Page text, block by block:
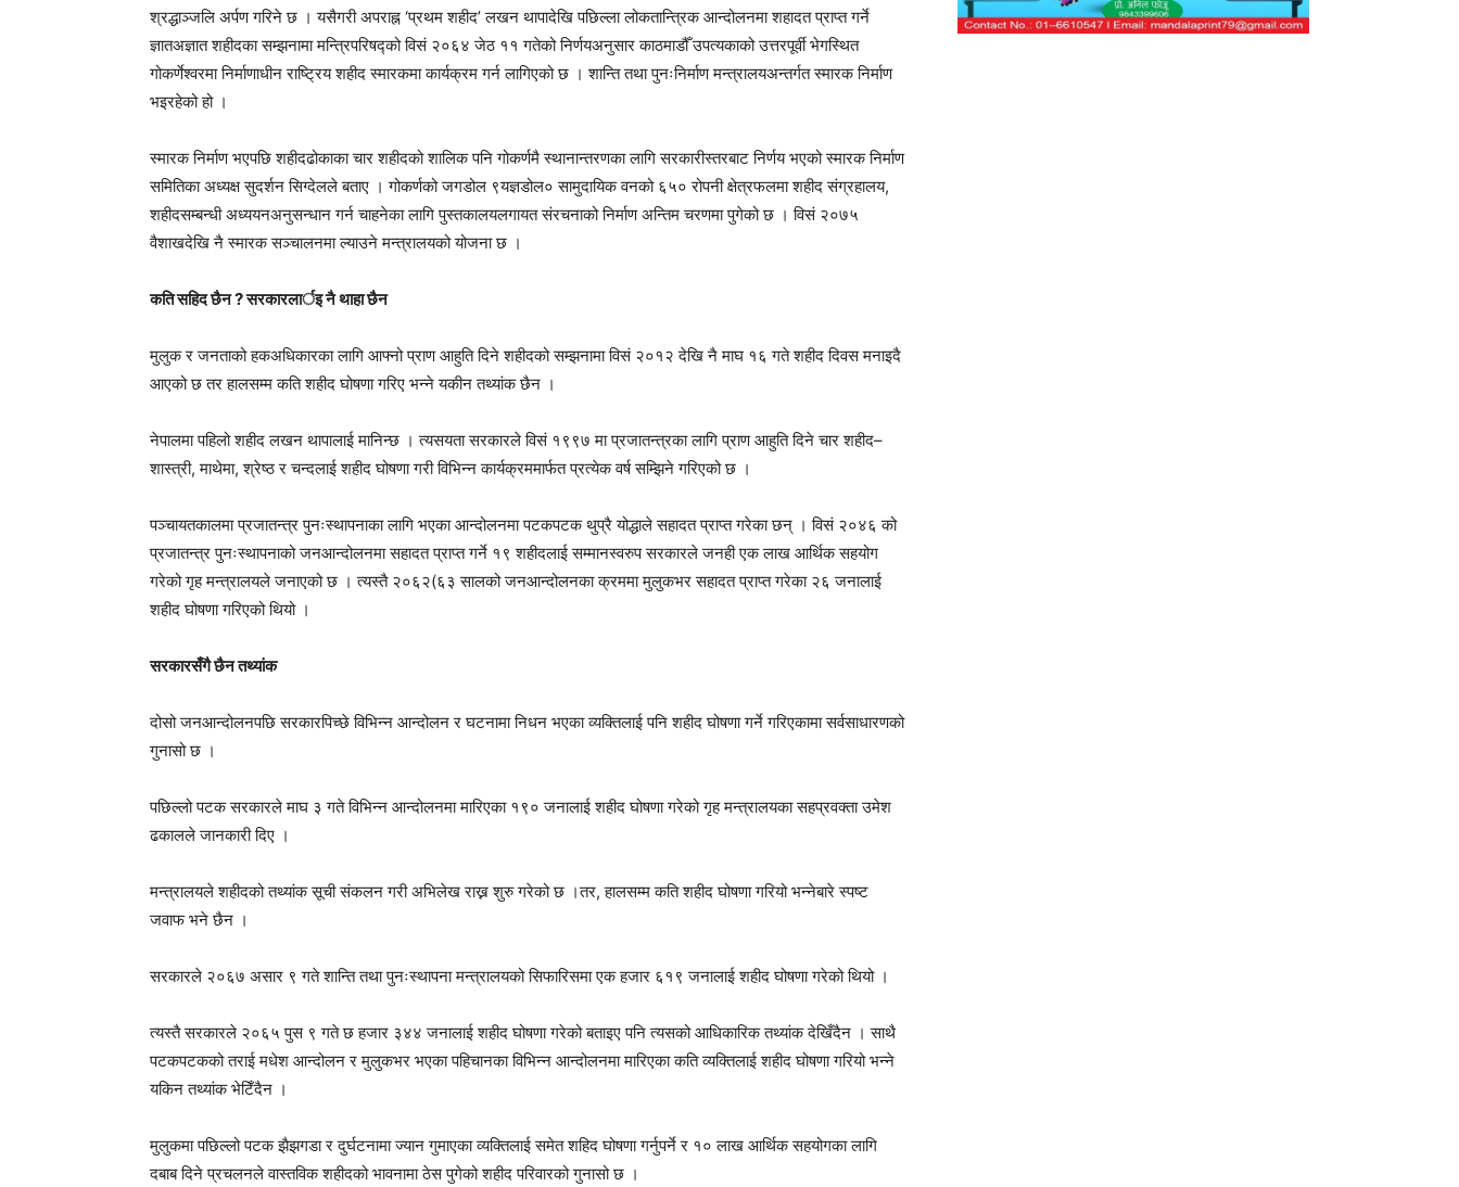
श्रद्धाञ्जलि अर्पण गरिने छ । यसैगरी अपराह्न ‘प्रथम शहीद’ लखन थापादेखि पछिल्ला लोकतान्त्रिक आन्दोलनमा शहादत प्राप्त गर्ने
ज्ञातअज्ञात शहीदका सम्झनामा मन्त्रिपरिषद्को विसं २०६४ जेठ ११ गतेको निर्णयअनुसार काठमाडौँ उपत्यकाको उत्तरपूर्वी भेगस्थित
गोकर्णेश्वरमा निर्माणाधीन राष्ट्रिय शहीद स्मारकमा कार्यक्रम गर्न लागिएको छ । शान्ति तथा पुनःनिर्माण मन्त्रालयअन्तर्गत स्मारक निर्माण
भइरहेको हो ।
स्मारक निर्माण भएपछि शहीदढोकाका चार शहीदको शालिक पनि गोकर्णमै स्थानान्तरणका लागि सरकारीस्तरबाट निर्णय भएको स्मारक निर्माण
समितिका अध्यक्ष सुदर्शन सिग्देलले बताए । गोकर्णको जगडोल ९यज्ञडोल० सामुदायिक वनको ६५० रोपनी क्षेत्रफलमा शहीद संग्रहालय,
शहीदसम्बन्धी अध्ययनअनुसन्धान गर्न चाहनेका लागि पुस्तकालयलगायत संरचनाको निर्माण अन्तिम चरणमा पुगेको छ । विसं २०७५
वैशाखदेखि नै स्मारक सञ्चालनमा ल्याउने मन्त्रालयको योजना छ ।
कति सहिद छैन ? सरकारलार्इ नै थाहा छैन
मुलुक र जनताको हकअधिकारका लागि आफ्नो प्राण आहुति दिने शहीदको सम्झनामा विसं २०१२ देखि नै माघ १६ गते शहीद दिवस मनाइदै
आएको छ तर हालसम्म कति शहीद घोषणा गरिए भन्ने यकीन तथ्यांक छैन ।
नेपालमा पहिलो शहीद लखन थापालाई मानिन्छ । त्यसयता सरकारले विसं १९९७ मा प्रजातन्त्रका लागि प्राण आहुति दिने चार शहीद–
शास्त्री, माथेमा, श्रेष्ठ र चन्दलाई शहीद घोषणा गरी विभिन्न कार्यक्रममार्फत प्रत्येक वर्ष सम्झिने गरिएको छ ।
पञ्चायतकालमा प्रजातन्त्र पुनःस्थापनाका लागि भएका आन्दोलनमा पटकपटक थुप्रै योद्धाले सहादत प्राप्त गरेका छन् । विसं २०४६ को
प्रजातन्त्र पुनःस्थापनाको जनआन्दोलनमा सहादत प्राप्त गर्ने १९ शहीदलाई सम्मानस्वरुप सरकारले जनही एक लाख आर्थिक सहयोग
गरेको गृह मन्त्रालयले जनाएको छ । त्यस्तै २०६२(६३ सालको जनआन्दोलनका क्रममा मुलुकभर सहादत प्राप्त गरेका २६ जनालाई
शहीद घोषणा गरिएको थियो ।
सरकारसँगै छैन तथ्यांक
दोसो जनआन्दोलनपछि सरकारपिच्छे विभिन्न आन्दोलन र घटनामा निधन भएका व्यक्तिलाई पनि शहीद घोषणा गर्ने गरिएकामा सर्वसाधारणको
गुनासो छ ।
पछिल्लो पटक सरकारले माघ ३ गते विभिन्न आन्दोलनमा मारिएका १९० जनालाई शहीद घोषणा गरेको गृह मन्त्रालयका सहप्रवक्ता उमेश
ढकालले जानकारी दिए ।
मन्त्रालयले शहीदको तथ्यांक सूची संकलन गरी अभिलेख राख्न शुरु गरेको छ ।तर, हालसम्म कति शहीद घोषणा गरियो भन्नेबारे स्पष्ट
जवाफ भने छैन ।
सरकारले २०६७ असार ९ गते शान्ति तथा पुनःस्थापना मन्त्रालयको सिफारिसमा एक हजार ६१९ जनालाई शहीद घोषणा गरेको थियो ।
त्यस्तै सरकारले २०६५ पुस ९ गते छ हजार ३४४ जनालाई शहीद घोषणा गरेको बताइए पनि त्यसको आधिकारिक तथ्यांक देखिँदैन । साथै
पटकपटकको तराई मधेश आन्दोलन र मुलुकभर भएका पहिचानका विभिन्न आन्दोलनमा मारिएका कति व्यक्तिलाई शहीद घोषणा गरियो भन्ने
यकिन तथ्यांक भेटिँदैन ।
मुलुकमा पछिल्लो पटक झैझगडा र दुर्घटनामा ज्यान गुमाएका व्यक्तिलाई समेत शहिद घोषणा गर्नुपर्ने र १० लाख आर्थिक सहयोगका लागि
दबाब दिने प्रचलनले वास्तविक शहीदको भावनामा ठेस पुगेको शहीद परिवारको गुनासो छ ।